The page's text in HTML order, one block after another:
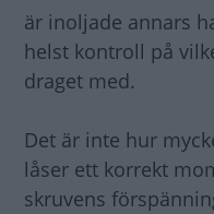
är inoljade annars
helst kontroll på
draget med.
Det är inte hur
låser ett korrekt
skruvens